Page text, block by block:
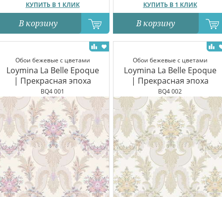
КУПИТЬ В 1 КЛИК
В корзину
КУПИТЬ В 1 КЛИК
В корзину
Обои бежевые с цветами
Loymina La Belle Epoque
| Прекрасная эпоха
BQ4 001
Обои бежевые с цветами
Loymina La Belle Epoque
| Прекрасная эпоха
BQ4 002